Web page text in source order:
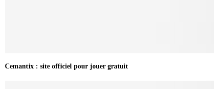
Cemantix : site officiel pour jouer gratuit